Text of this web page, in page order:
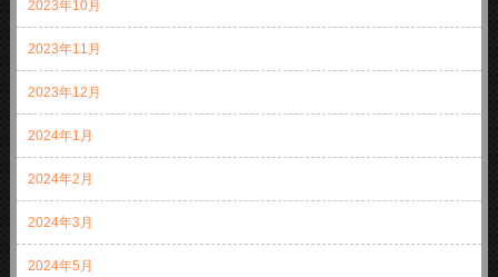
2023年10月
2023年11月
2023年12月
2024年1月
2024年2月
2024年3月
2024年5月